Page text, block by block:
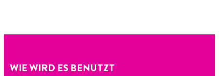
WIE WIRD ES BENUTZT